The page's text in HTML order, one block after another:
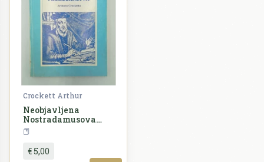
Crockett Arthur
Neobjavljena
Nostradamusova
proročanstva
€ 5,00